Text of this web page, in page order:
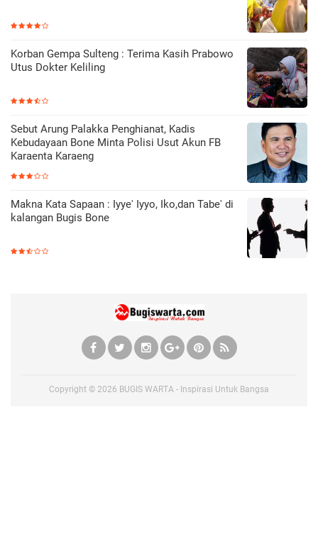
Korban Gempa Sulteng : Terima Kasih Prabowo
Utus Dokter Keliling
Sebut Arung Palakka Penghianat, Kadis
Kebudayaan Bone Minta Polisi Usut Akun FB
Karaenta Karaeng
Makna Kata Sapaan : Iyye' Iyyo, Iko,dan Tabe' di
kalangan Bugis Bone
Copyright © 2026 BUGIS WARTA - Inspirasi Untuk Bangsa